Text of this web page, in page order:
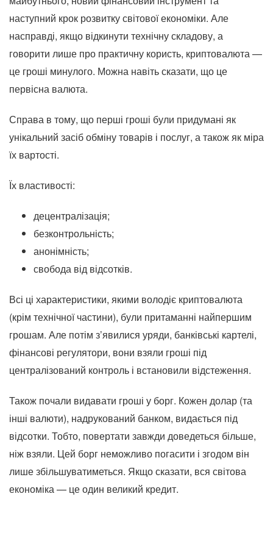
наступний крок розвитку світової економіки. Але
насправді, якщо відкинути технічну складову, а
говорити лише про практичну користь, криптовалюта —
це гроші минулого. Можна навіть сказати, що це
первісна валюта.
Справа в тому, що перші гроші були придумані як
унікальний засіб обміну товарів і послуг, а також як міра
їх вартості.
Їх властивості:
децентралізація;
безконтрольність;
анонімність;
свобода від відсотків.
Всі ці характеристики, якими володіє криптовалюта
(крім технічної частини), були притаманні найпершим
грошам. Але потім з’явилися уряди, банківські картелі,
фінансові регулятори, вони взяли гроші під
централізований контроль і встановили відстеження.
Також почали видавати гроші у борг. Кожен долар (та
інші валюти), надрукований банком, видається під
відсотки. Тобто, повертати завжди доведеться більше,
ніж взяли. Цей борг неможливо погасити і згодом він
лише збільшуватиметься. Якщо сказати, вся світова
економіка — це один великий кредит.